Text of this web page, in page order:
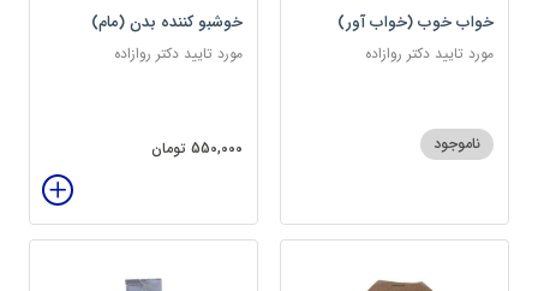
خواب خوب (خواب آور)
مورد تایید دکتر روازاده
ناموجود
خوشبو کننده بدن (مام)
مورد تایید دکتر روازاده
550,000 تومان